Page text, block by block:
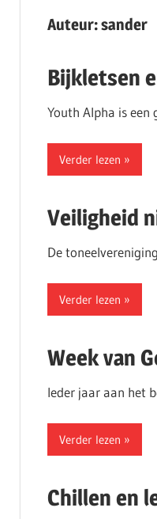
Auteur:sander
Bijkletsen
Youth Alpha is een
Verder lezen
Veiligheid
De
Verder lezen
Week van
Ieder jaar aan het
Verder lezen
Chillen en